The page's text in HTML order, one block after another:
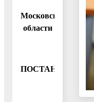
Московской
области
ПОСТАНОВЛЕНИЕ